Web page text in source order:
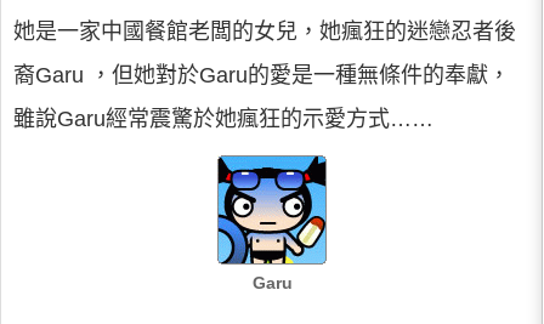
她是一家中國餐館老闆的女兒，她瘋狂的迷戀忍者後
裔Garu ，但她對於Garu的愛是一種無條件的奉獻，
雖說Garu經常震驚於她瘋狂的示愛方式……
Garu